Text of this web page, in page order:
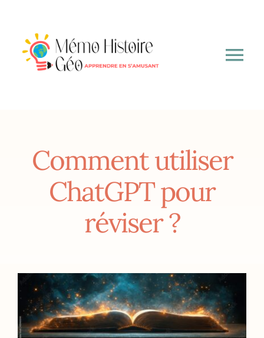
Comment utiliser
ChatGPT pour
réviser ?